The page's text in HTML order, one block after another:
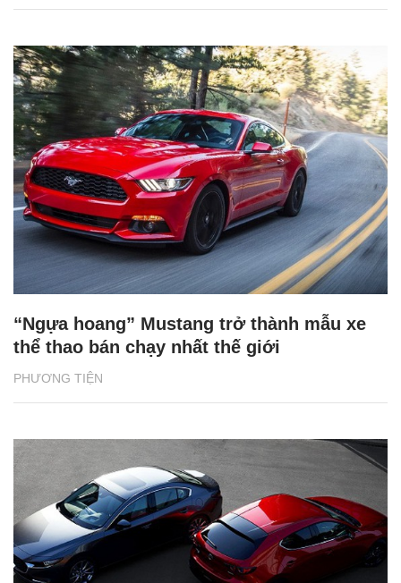
PHƯƠNG TIỆN
“Ngựa hoang” Mustang trở thành mẫu xe
thể thao bán chạy nhất thế giới